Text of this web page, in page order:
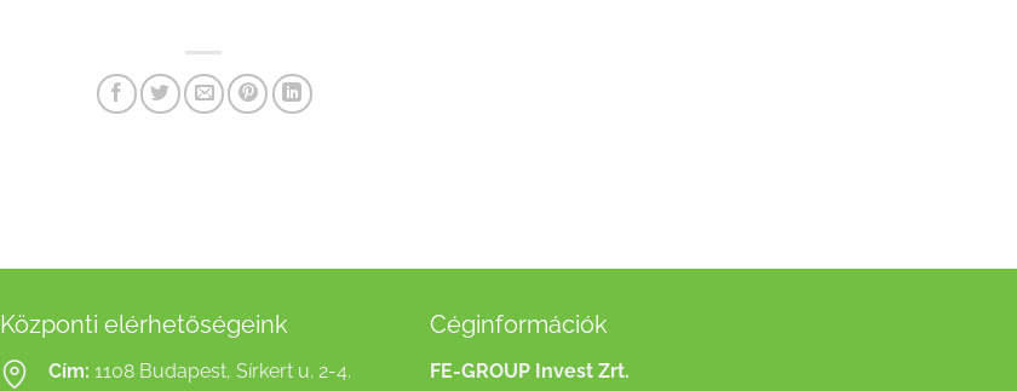
Központi elérhetőségeink
Cím: 1108 Budapest, Sírkert u. 2-4.
Céginformációk
FE-GROUP Invest Zrt.